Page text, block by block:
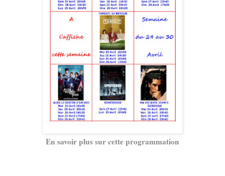
En savoir plus sur cette programmation